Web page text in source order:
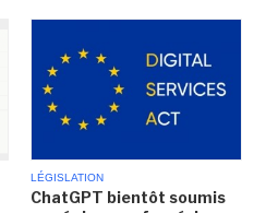
LÉGISLATION
ChatGPT bientôt soumis